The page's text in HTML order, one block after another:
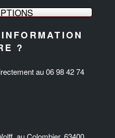
?
au 06 98 42 74